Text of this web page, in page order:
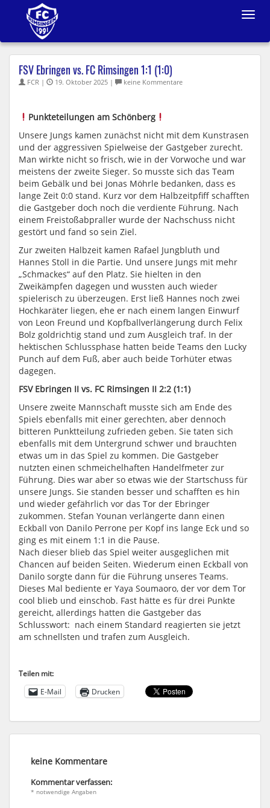
Toggle
FSV Ebringen vs. FC Rimsingen 1:1 (1:0)
FCR | 19. Oktober 2025 | keine Kommentare
Punkteteilungen am Schönberg
Unsere Jungs kamen zunächst nicht mit dem Kunstrasen
und der aggressiven Spielweise der Gastgeber zurecht.
Man wirkte nicht so frisch, wie in der Vorwoche und war
meistens der zweite Sieger. So musste sich das Team
beim Gebälk und bei Jonas Möhrle bedanken, dass es
lange Zeit 0:0 stand. Kurz vor dem Halbzeitpfiff schafften
die Gastgeber doch noch die verdiente Führung. Nach
einem Freistoßabpraller wurde der Nachschuss nicht
gestört und fand so sein Ziel.
Zur zweiten Halbzeit kamen Rafael Jungbluth und
Hannes Stoll in die Partie. Und unsere Jungs mit mehr
„Schmackes“ auf den Platz. Sie hielten in den
Zweikämpfen dagegen und wussten auch wieder
spielerisch zu überzeugen. Erst ließ Hannes noch zwei
Hochkaräter liegen, ehe er nach einem langen Einwurf
von Leon Freund und Kopfballverlängerung durch Felix
Bolz goldrichtig stand und zum Ausgleich traf. In der
hektischen Schlussphase hatten beide Teams den Lucky
Punch auf dem Fuß, aber auch beide Torhüter etwas
dagegen.
FSV Ebringen II vs. FC Rimsingen II 2:2 (1:1)
Unsere zweite Mannschaft musste sich am Ende des
Spiels ebenfalls mit einer gerechten, aber dennoch
bitteren Punktteilung zufrieden geben. Sie taten sich
ebenfalls mit dem Untergrund schwer und brauchten
etwas um in das Spiel zu kommen. Die Gastgeber
nutzten einen schmeichelhaften Handelfmeter zur
Führung. Dies war aber so etwas wie der Startschuss für
unsere Jungs. Sie standen besser und schafften es hin
und wieder gefährlich vor das Tor der Ebringer
zukommen. Stefan Younan verlängerte dann einen
Eckball von Danilo Perrone per Kopf ins lange Eck und so
ging es mit einem 1:1 in die Pause.
Nach dieser blieb das Spiel weiter ausgeglichen mit
Chancen auf beiden Seiten. Wiederum einen Eckball von
Danilo sorgte dann für die Führung unseres Teams.
Dieses Mal bediente er Yaya Soumaoro, der vor dem Tor
cool blieb und einschob. Fast hätte es für drei Punkte
gereicht, allerdings hatten die Gastgeber das
Schlusswort: nach einem Standard reagierten sie jetzt
am schnellsten und trafen zum Ausgleich.
Teilen mit:
E-Mail
Drucken
keine Kommentare
Kommentar verfassen:
* notwendige Angaben